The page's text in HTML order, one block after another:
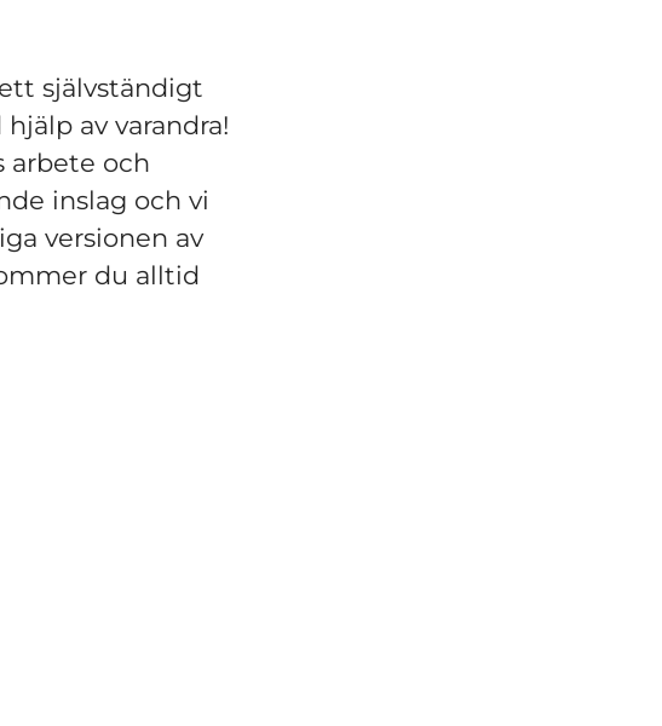
självständigt
av varandra!
arbete och
inslag och vi
versionen av
du alltid